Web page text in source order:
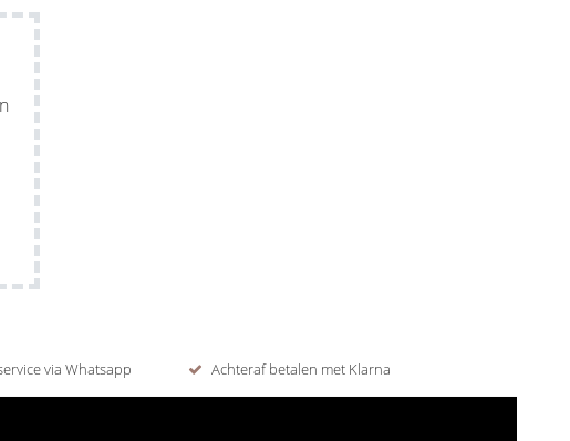
via Whatsapp Achteraf betalen met Klarna